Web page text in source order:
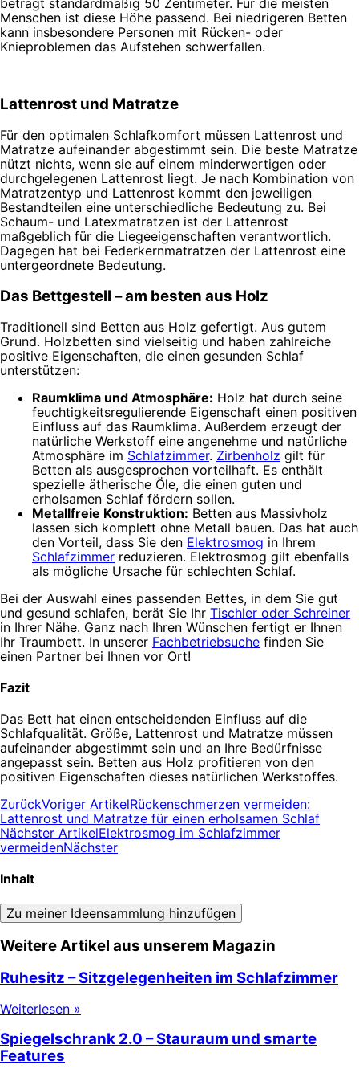
Menschen ist diese Höhe passend. Bei niedrigeren Betten
kann insbesondere Personen mit Rücken- oder
Knieproblemen das Aufstehen schwerfallen.
Lattenrost und Matratze
Für den optimalen Schlafkomfort müssen Lattenrost und
Matratze aufeinander abgestimmt sein. Die beste Matratze
nützt nichts, wenn sie auf einem minderwertigen oder
durchgelegenen Lattenrost liegt. Je nach Kombination von
Matratzentyp und Lattenrost kommt den jeweiligen
Bestandteilen eine unterschiedliche Bedeutung zu. Bei
Schaum- und Latexmatratzen ist der Lattenrost
maßgeblich für die Liegeeigenschaften verantwortlich.
Dagegen hat bei Federkernmatratzen der Lattenrost eine
untergeordnete Bedeutung.
Das Bettgestell – am besten aus Holz
Traditionell sind Betten aus Holz gefertigt. Aus gutem
Grund. Holzbetten sind vielseitig und haben zahlreiche
positive Eigenschaften, die einen gesunden Schlaf
unterstützen:
Raumklima und Atmosphäre: Holz hat durch seine
feuchtigkeitsregulierende Eigenschaft einen positiven
Einfluss auf das Raumklima. Außerdem erzeugt der
natürliche Werkstoff eine angenehme und natürliche
Atmosphäre im Schlafzimmer. Zirbenholz gilt für
Betten als ausgesprochen vorteilhaft. Es enthält
spezielle ätherische Öle, die einen guten und
erholsamen Schlaf fördern sollen.
Metallfreie Konstruktion: Betten aus Massivholz
lassen sich komplett ohne Metall bauen. Das hat auch
den Vorteil, dass Sie den Elektrosmog in Ihrem
Schlafzimmer reduzieren. Elektrosmog gilt ebenfalls
als mögliche Ursache für schlechten Schlaf.
Bei der Auswahl eines passenden Bettes, in dem Sie gut
und gesund schlafen, berät Sie Ihr Tischler oder Schreiner
in Ihrer Nähe. Ganz nach Ihren Wünschen fertigt er Ihnen
Ihr Traumbett. In unserer Fachbetriebsuche finden Sie
einen Partner bei Ihnen vor Ort!
Fazit
Das Bett hat einen entscheidenden Einfluss auf die
Schlafqualität. Größe, Lattenrost und Matratze müssen
aufeinander abgestimmt sein und an Ihre Bedürfnisse
angepasst sein. Betten aus Holz profitieren von den
positiven Eigenschaften dieses natürlichen Werkstoffes.
ZurückVoriger ArtikelRückenschmerzen vermeiden:
Lattenrost und Matratze für einen erholsamen Schlaf
Nächster ArtikelElektrosmog im Schlafzimmer
vermeidenNächster
Inhalt
Zu meiner Ideensammlung hinzufügen
Weitere Artikel aus unserem Magazin
Ruhesitz – Sitzgelegenheiten im Schlafzimmer
Weiterlesen »
Spiegelschrank 2.0 – Stauraum und smarte
Features